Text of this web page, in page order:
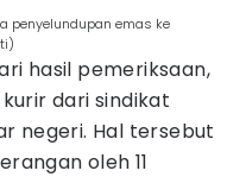
penyelundupan emas ke
hasil pemeriksaan,
dari sindikat
negeri. Hal tersebut
oleh 11